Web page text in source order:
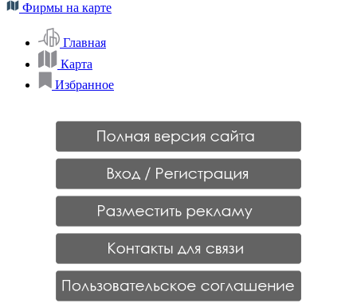
Фирмы на карте
Главная
Карта
Избранное